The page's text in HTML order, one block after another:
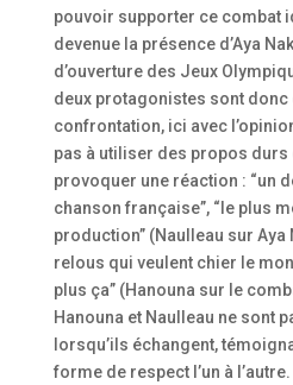
pouvoir supporter ce combat
devenue la présence d’Aya
d’ouverture des Jeux
deux protagonistes sont
confrontation, ici avec
pas à utiliser des propos durs
provoquer une réaction : “un
chanson française”, “le plus
production” (Naulleau sur Aya
relous qui veulent chier le
plus ça” (Hanouna sur le
Hanouna et Naulleau ne sont
lorsqu’ils échangent,
forme de respect l’un à